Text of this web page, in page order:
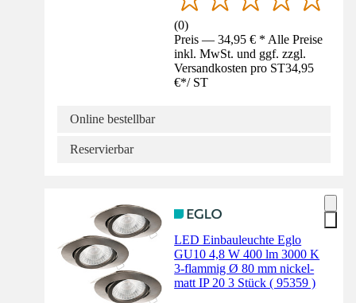
(0)
Preis — 34,95 € * Alle Preise
inkl. MwSt. und ggf. zzgl.
Versandkosten pro ST34,95
€*/ ST
Online bestellbar
Reservierbar
LED Einbauleuchte Eglo
GU10 4,8 W 400 lm 3000 K
3-flammig Ø 80 mm nickel-
matt IP 20 3 Stück ( 95359 )